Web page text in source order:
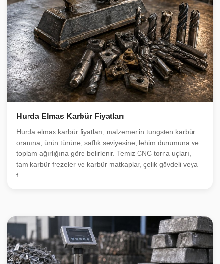
Hurda Elmas Karbür Fiyatları
Hurda elmas karbür fiyatları; malzemenin tungsten karbür
oranına, ürün türüne, saflık seviyesine, lehim durumuna ve
toplam ağırlığına göre belirlenir. Temiz CNC torna uçları,
tam karbür frezeler ve karbür matkaplar, çelik gövdeli veya
f......